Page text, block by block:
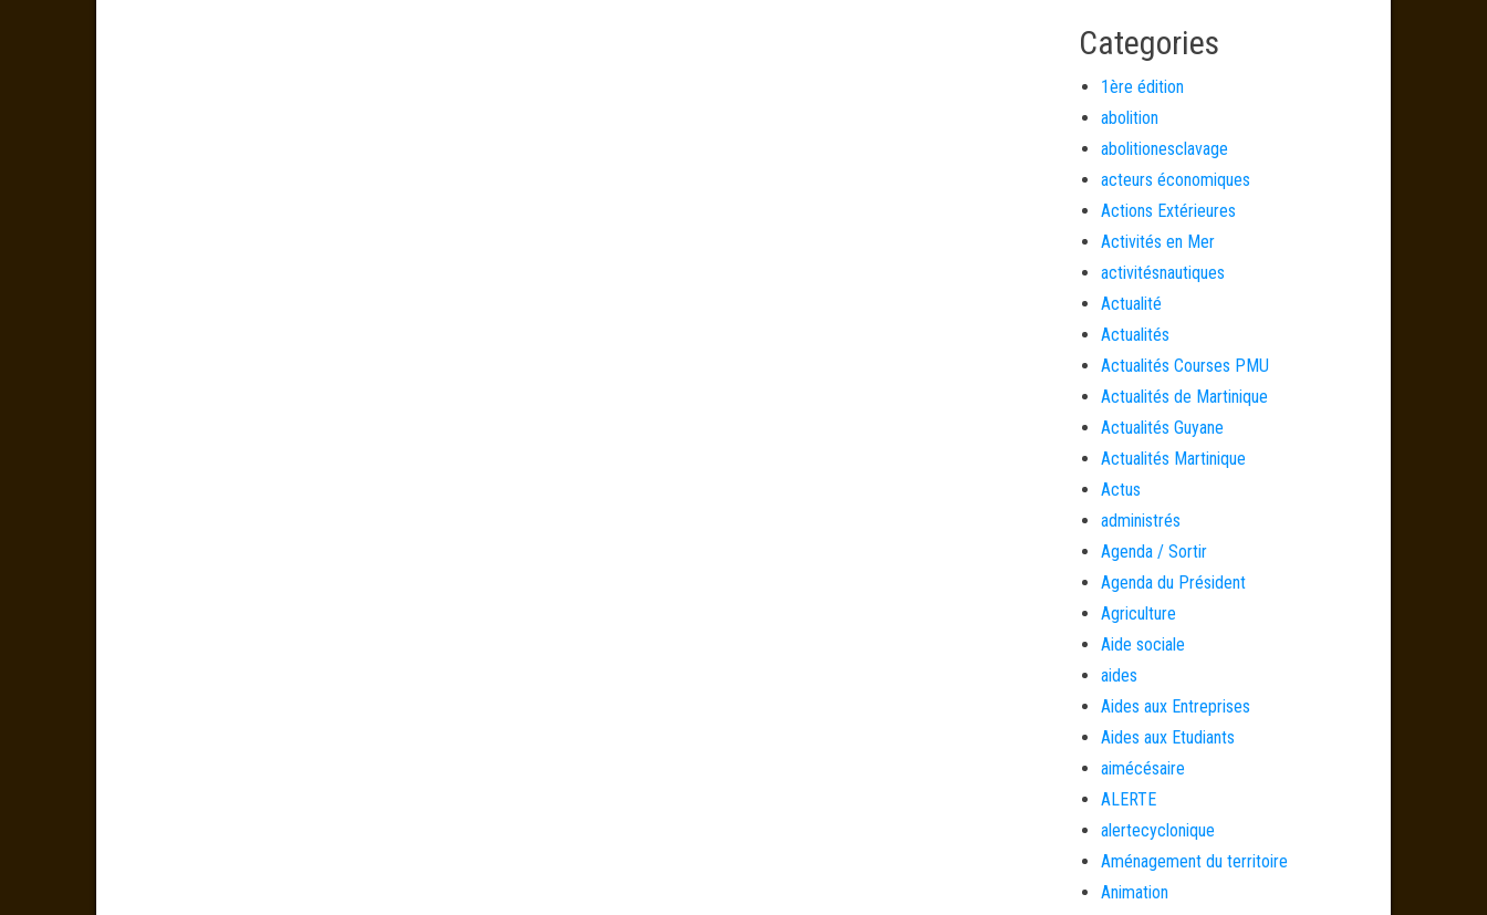
Categories
1ère édition
abolition
abolitionesclavage
acteurs économiques
Actions Extérieures
Activités en Mer
activitésnautiques
Actualité
Actualités
Actualités Courses PMU
Actualités de Martinique
Actualités Guyane
Actualités Martinique
Actus
administrés
Agenda / Sortir
Agenda du Président
Agriculture
Aide sociale
aides
Aides aux Entreprises
Aides aux Etudiants
aimécésaire
ALERTE
alertecyclonique
Aménagement du territoire
Animation